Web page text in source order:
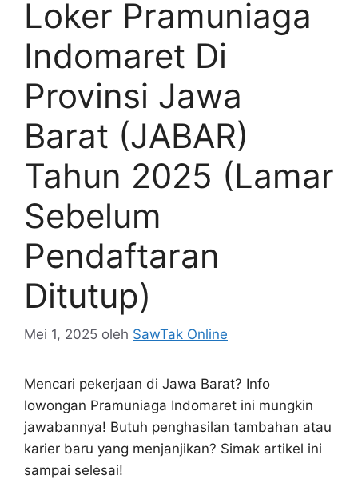
Loker Pramuniaga
Indomaret Di
Provinsi Jawa
Barat (JABAR)
Tahun 2025 (Lamar
Sebelum
Pendaftaran
Ditutup)
Mei 1, 2025 oleh SawTak Online
Mencari pekerjaan di Jawa Barat? Info
lowongan Pramuniaga Indomaret ini mungkin
jawabannya! Butuh penghasilan tambahan atau
karier baru yang menjanjikan? Simak artikel ini
sampai selesai!